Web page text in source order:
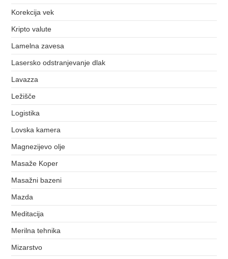
Korekcija vek
Kripto valute
Lamelna zavesa
Lasersko odstranjevanje dlak
Lavazza
Ležišče
Logistika
Lovska kamera
Magnezijevo olje
Masaže Koper
Masažni bazeni
Mazda
Meditacija
Merilna tehnika
Mizarstvo